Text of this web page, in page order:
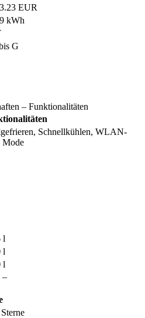
EUR
kWh
G
– Funktionalitäten
Schnellkühlen, WLAN-
Mode
l
l
l
–